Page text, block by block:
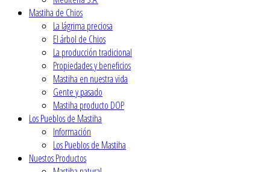
Mastiha de Chios
La lágrima preciosa
El árbol de Chios
La producción tradicional
Propiedades y beneficios
Mastiha en nuestra vida
Gente y pasado
Mastiha producto DOP
Los Pueblos de Mastiha
Ιnformación
Los Pueblos de Mastiha
Nuestos Productos